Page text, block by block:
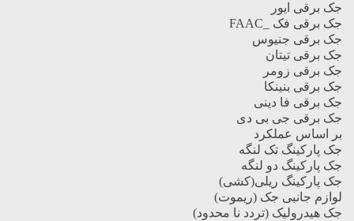
جک برقی ایور
جک برقی فک _FAAC
جک برقی جنیوس
جک برقی تیتان
جک برقی زومر
جک برقی بنینکا
جک برقی فا دینی
جک برقی جی بی دی
بر اساس عملکرد
جک پارکینگ تک لنگه
جک پارکینگ دو لنگه
جک پارکینگ ریلی(کشی)
لوازم جانبی جک (ریموت)
جک هیدرولیک (تردد نا محدود)